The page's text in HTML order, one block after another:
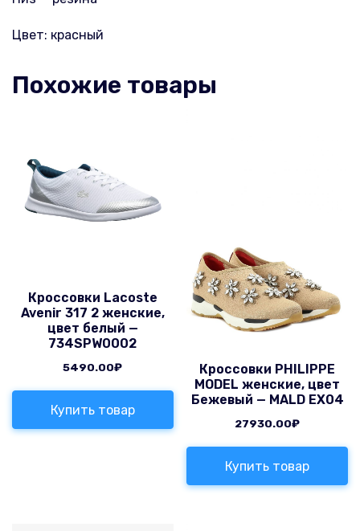
Цвет: красный
Похожие товары
Кроссовки Lacoste
Avenir 317 2 женские,
цвет белый —
734SPW0002
5490.00₽
Купить товар
Кроссовки PHILIPPE
MODEL женские, цвет
Бежевый — MALD EX04
27930.00₽
Купить товар